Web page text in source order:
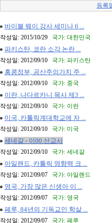
등록
바이블 웨이 강사 세미나 6 ...
작성일: 2015/10/29 국가: 대한민국
파키스탄, 코란 소각 논란 ...
작성일: 2012/09/10 국가: 파키스탄
홍콩정부, 공산주의가치 주 ...
작성일: 2012/09/10 국가: 중국
이란, 나다르카니 목사 제3 ...
작성일: 2012/09/10 국가: 이란
미국, 카톨릭계대학교에 자 ...
작성일: 2012/09/10 국가: 미국
세네갈 - 이00 선교사
작성일: 2012/09/10 국가: 세네갈
아일랜드, 카톨릭 영향력 크 ...
작성일: 2012/09/07 국가: 아일랜드
영국, 가장 많은 신생아 이 ...
작성일: 2012/09/07 국가: 영국
페루, 84년의 기독교인 학살 ...
작성일: 2012/09/07 국가: 페루